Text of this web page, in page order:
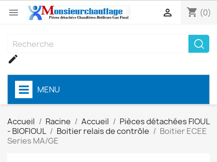
 shopping_cart (0)


MENU
Accueil Racine Accueil
Pièces détachées FIOUL
- BIOFIOUL
Boitier relais de contrôle
Boitier ECEE
Series MA/GE